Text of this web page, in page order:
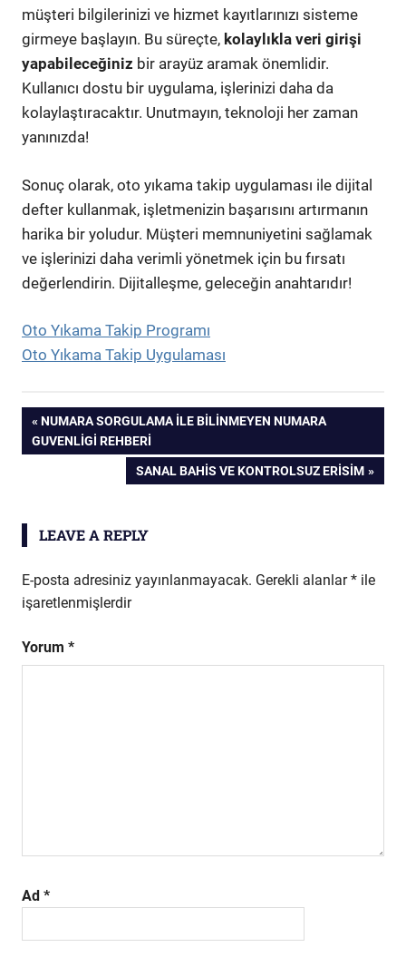
müşteri bilgilerinizi ve hizmet kayıtlarınızı sisteme
girmeye başlayın. Bu süreçte, kolaylıkla veri girişi
yapabileceğiniz bir arayüz aramak önemlidir.
Kullanıcı dostu bir uygulama, işlerinizi daha da
kolaylaştıracaktır. Unutmayın, teknoloji her zaman
yanınızda!
Sonuç olarak, oto yıkama takip uygulaması ile dijital
defter kullanmak, işletmenizin başarısını artırmanın
harika bir yoludur. Müşteri memnuniyetini sağlamak
ve işlerinizi daha verimli yönetmek için bu fırsatı
değerlendirin. Dijitalleşme, geleceğin anahtarıdır!
Oto Yıkama Takip Programı
Oto Yıkama Takip Uygulaması
Yazı
gezinmesi
PREVIOUS
POST:
NUMARA SORGULAMA İLE BILINMEYEN NUMARA
GUVENLIGI REHBERI
NEXT
SANAL BAHIS VE KONTROLSUZ ERISIM
LEAVE A REPLY
E-posta adresiniz yayınlanmayacak. Gerekli alanlar* ile
işaretlenmişlerdir
Yorum *
Ad *